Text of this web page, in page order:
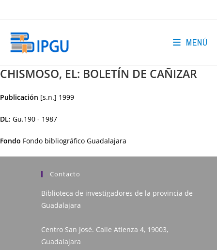
MENÚ
CHISMOSO, EL: BOLETÍN DE CAÑIZAR
Publicación [s.n.] 1999
DL: Gu.190 - 1987
Fondo Fondo bibliográfico Guadalajara
Contacto
Biblioteca de investigadores de la provincia de
Guadalajara
Centro San José. Calle Atienza 4, 19003,
Guadalajara